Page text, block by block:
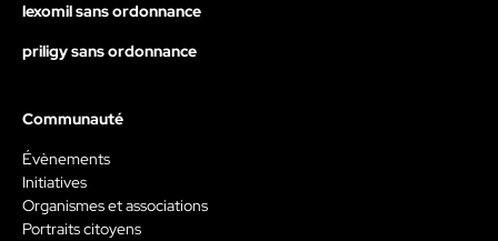
lexomil sans ordonnance
priligy sans ordonnance
Communauté
Évènements
Initiatives
Organismes et associations
Portraits citoyens